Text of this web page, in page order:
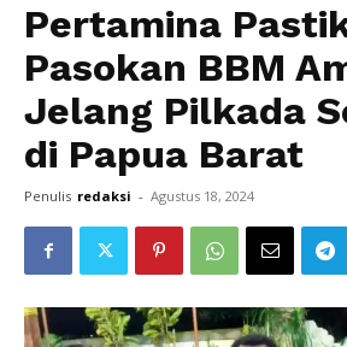
Pertamina
Pasokan BBM
Jelang Pilkada
di Papua Barat
Penulis redaksi - Agustus 18, 2024